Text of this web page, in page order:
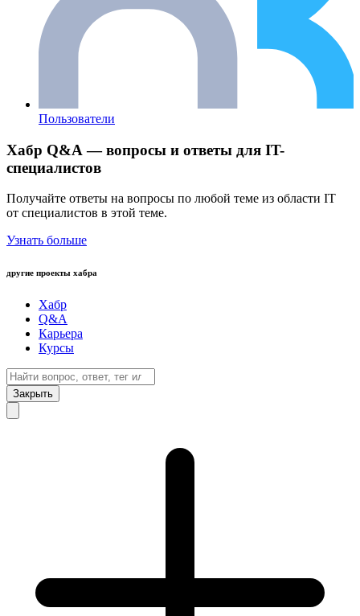
Пользователи
Хабр Q&A — вопросы и ответы для IT-
специалистов
Получайте ответы на вопросы по любой теме из области IT
от специалистов в этой теме.
Узнать больше
другие проекты хабра
Хабр
Q&A
Карьера
Курсы
Закрыть